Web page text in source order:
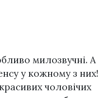
милозвучні. А
у кожному з них!
чоловічих